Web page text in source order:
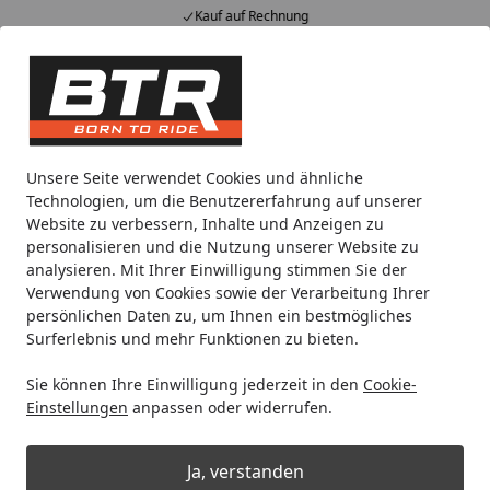
Unsere Seite verwendet Cookies und ähnliche
Technologien, um die Benutzererfahrung auf unserer
Website zu verbessern, Inhalte und Anzeigen zu
personalisieren und die Nutzung unserer Website zu
analysieren. Mit Ihrer Einwilligung stimmen Sie der
Verwendung von Cookies sowie der Verarbeitung Ihrer
persönlichen Daten zu, um Ihnen ein bestmögliches
Surferlebnis und mehr Funktionen zu bieten.
Sie können Ihre Einwilligung jederzeit in den Cookie-
Einstellungen anpassen oder widerrufen.
Ja, verstanden
Kauf auf Rechnung
Alle Produkte
Mein Konto
Suchen
Noch 2 Tage und 3 Stunden
Spare bis zu 35% auf EVOLIFT® Zentralständer
von BTR!
Startseite
YETI Getränkebehälter Tassen
YETI Tassen
Ihre Artikelübersicht
Kategorien